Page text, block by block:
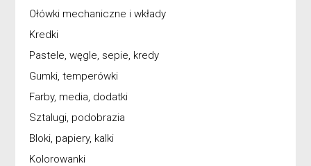
Ołówki mechaniczne i wkłady
Kredki
Pastele, węgle, sepie, kredy
Gumki, temperówki
Farby, media, dodatki
Sztalugi, podobrazia
Bloki, papiery, kalki
Kolorowanki